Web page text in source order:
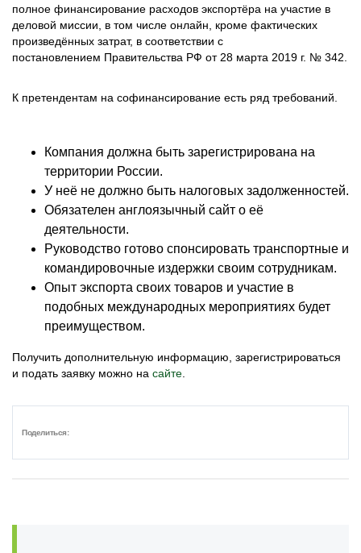
полное финансирование расходов экспортёра на участие в
деловой миссии, в том числе онлайн, кроме фактических
произведённых затрат, в соответствии с
постановлением Правительства РФ от 28 марта 2019 г. № 342.
К претендентам на софинансирование есть ряд требований.
Компания должна быть зарегистрирована на
территории России.
У неё не должно быть налоговых задолженностей.
Обязателен англоязычный сайт о её
деятельности.
Руководство готово спонсировать транспортные и
командировочные издержки своим сотрудникам.
Опыт экспорта своих товаров и участие в
подобных международных мероприятиях будет
преимуществом.
Получить дополнительную информацию, зарегистрироваться
и подать заявку можно на сайте
Поделиться: